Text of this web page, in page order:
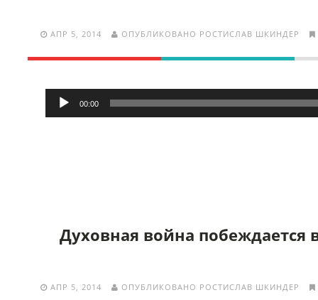
АПР 5, 2014 ОПУБЛИКОВАНО РОСТИСЛАВ ШКИНДЕР
Аудиоплеер
00:00
Духовная война побеждается
АПР 5, 2014 ОПУБЛИКОВАНО РОСТИСЛАВ ШКИНДЕР